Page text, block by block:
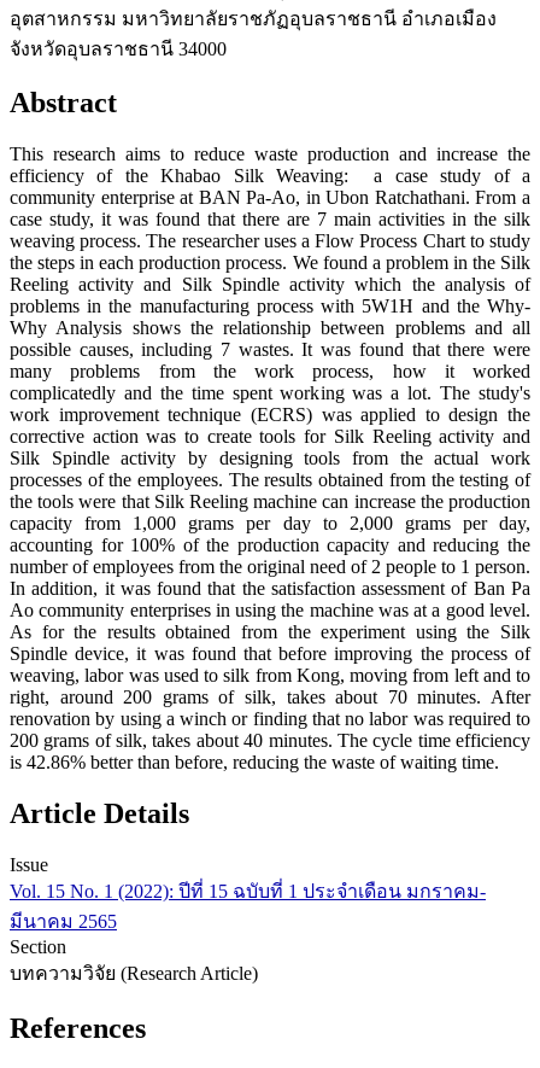
อุตสาหกรรม มหาวิทยาลัยราชภัฏอุบลราชธานี อำเภอเมือง
จังหวัดอุบลราชธานี 34000
Abstract
This research aims to reduce waste production and increase the
efficiency of the Khabao Silk Weaving: a case study of a
community enterprise at BAN Pa-Ao, in Ubon Ratchathani. From a
case study, it was found that there are 7 main activities in the silk
weaving process. The researcher uses a Flow Process Chart to study
the steps in each production process. We found a problem in the Silk
Reeling activity and Silk Spindle activity which the analysis of
problems in the manufacturing process with 5W1H and the Why-
Why Analysis shows the relationship between problems and all
possible causes, including 7 wastes. It was found that there were
many problems from the work process, how it worked
complicatedly and the time spent working was a lot. The study's
work improvement technique (ECRS) was applied to design the
corrective action was to create tools for Silk Reeling activity and
Silk Spindle activity by designing tools from the actual work
processes of the employees. The results obtained from the testing of
the tools were that Silk Reeling machine can increase the production
capacity from 1,000 grams per day to 2,000 grams per day,
accounting for 100% of the production capacity and reducing the
number of employees from the original need of 2 people to 1 person.
In addition, it was found that the satisfaction assessment of Ban Pa
Ao community enterprises in using the machine was at a good level.
As for the results obtained from the experiment using the Silk
Spindle device, it was found that before improving the process of
weaving, labor was used to silk from Kong, moving from left and to
right, around 200 grams of silk, takes about 70 minutes. After
renovation by using a winch or finding that no labor was required to
200 grams of silk, takes about 40 minutes. The cycle time efficiency
is 42.86% better than before, reducing the waste of waiting time.
Article Details
Issue
Vol. 15 No. 1 (2022): ปีที่ 15 ฉบับที่ 1 ประจำเดือน มกราคม-
มีนาคม 2565
Section
บทความวิจัย (Research Article)
References